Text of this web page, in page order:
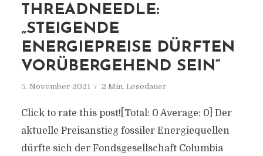
THREADNEEDLE:
„STEIGENDE
ENERGIEPREISE DÜRFTEN
VORÜBERGEHEND SEIN“
5. November 2021 2 Min. Lesedauer
Click to rate this post![Total: 0 Average: 0] Der
aktuelle Preisanstieg fossiler Energiequellen
dürfte sich der Fondsgesellschaft Columbia